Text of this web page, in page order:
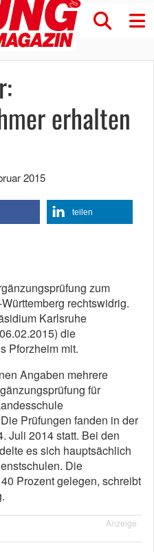
erhalten
2015
teilen
zum
rechtswidrig.
Karlsruhe
die
Pforzheim mit.
Angaben mehrere
für
Prüfungen fanden in der
Juli 2014 statt. Bei den
es sich hauptsächlich
Die
Prozent gelegen, schreibt
Anzeige